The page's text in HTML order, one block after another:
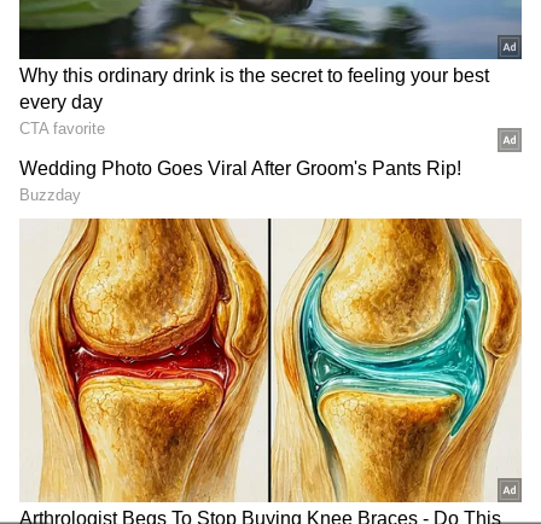
5
Image Credit :Our Own
ரயில் டிக்கெட் விதிகள்